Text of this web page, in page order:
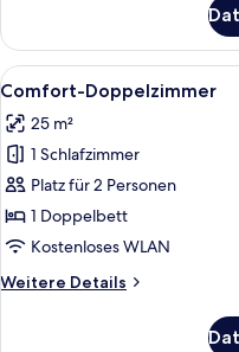
Einzelzimmer
Alle
Fotos
für
Comfort-
Doppelzimmer
anzeigen
4
Comfort-Doppelzimmer
25 m²
1 Schlafzimmer
Platz für 2 Personen
1 Doppelbett
Kostenloses WLAN
Weitere Details
Weitere